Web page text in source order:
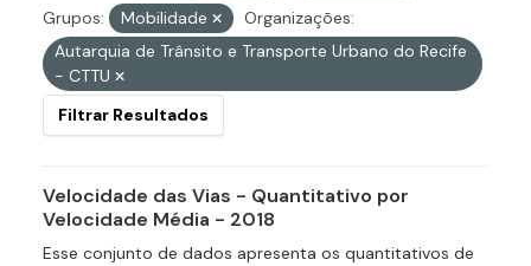
Grupos:
Mobilidade
Organizações:
Autarquia de Trânsito e Transporte Urbano do Recife
- CTTU
Filtrar Resultados
Velocidade das Vias - Quantitativo por
Velocidade Média - 2018
Esse conjunto de dados apresenta os quantitativos de